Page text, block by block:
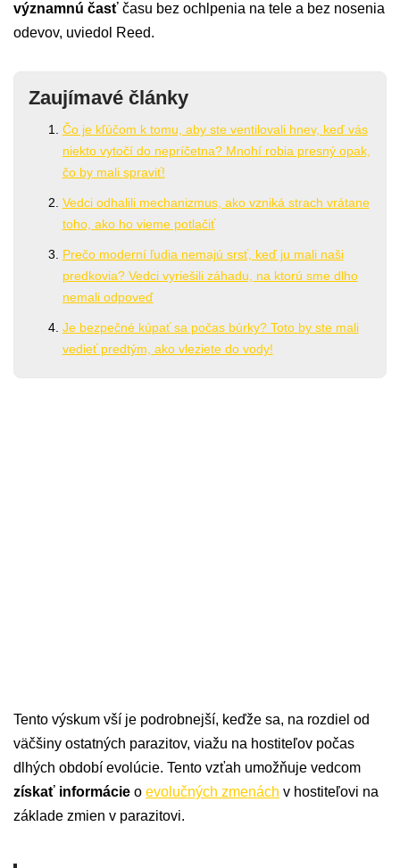
významnú časť času bez ochlpenia na tele a bez nosenia
odevov, uviedol Reed.
Zaujímavé články
Čo je kľúčom k tomu, aby ste ventilovali hnev, keď vás
niekto vytočí do nepríčetna? Mnohí robia presný opak,
čo by mali spraviť!
Vedci odhalili mechanizmus, ako vzniká strach vrátane
toho, ako ho vieme potlačiť
Prečo moderní ľudia nemajú srsť, keď ju mali naši
predkovia? Vedci vyriešili záhadu, na ktorú sme dlho
nemali odpoveď
Je bezpečné kúpať sa počas búrky? Toto by ste mali
vedieť predtým, ako vleziete do vody!
Tento výskum vší je podrobnejší, keďže sa, na rozdiel od
väčšiny ostatných parazitov, viažu na hostiteľov počas
dlhých období evolúcie. Tento vzťah umožňuje vedcom
získať informácie o evolučných zmenách v hostiteľovi na
základe zmien v parazitovi.